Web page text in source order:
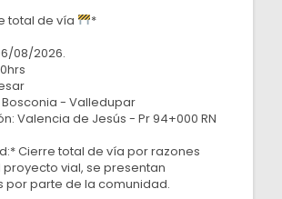
total de vía
*
08/2026.
Bosconia - Valledupar
Valencia de Jesús - Pr 94+000 RN
Cierre total de vía por razones
proyecto vial, se presentan
por parte de la comunidad.